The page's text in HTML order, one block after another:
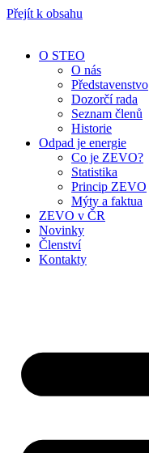
Přejít k obsahu
O STEO
O nás
Představenstvo
Dozorčí rada
Seznam členů
Historie
Odpad je energie
Co je ZEVO?
Statistika
Princip ZEVO
Mýty a faktua
ZEVO v ČR
Novinky
Členství
Kontakty